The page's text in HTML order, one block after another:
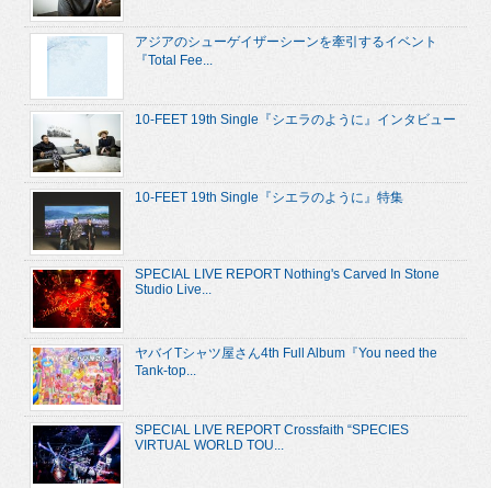
アジアのシューゲイザーシーンを牽引するイベント
『Total Fee...
10-FEET 19th Single『シエラのように』インタビュー
10-FEET 19th Single『シエラのように』特集
SPECIAL LIVE REPORT Nothing's Carved In Stone
Studio Live...
ヤバイTシャツ屋さん4th Full Album『You need the
Tank-top...
SPECIAL LIVE REPORT Crossfaith “SPECIES
VIRTUAL WORLD TOU...